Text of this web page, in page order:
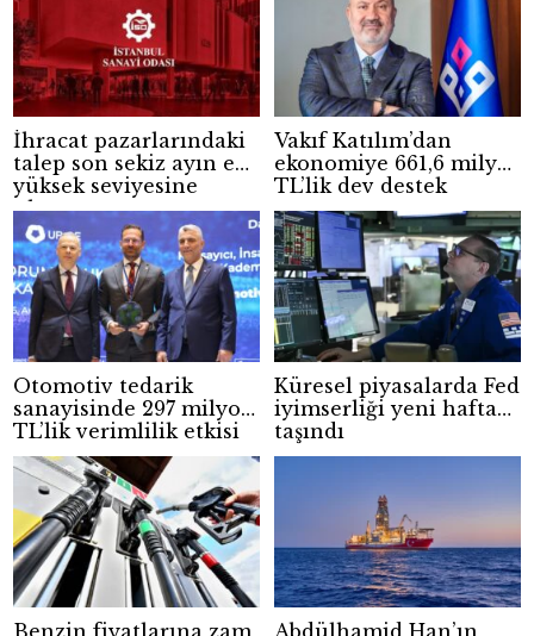
İhracat pazarlarındaki
talep son sekiz ayın en
yüksek seviyesine
ulaştı
Vakıf Katılım’dan
ekonomiye 661,6 milyar
TL’lik dev destek
Otomotiv tedarik
sanayisinde 297 milyon
TL’lik verimlilik etkisi
Küresel piyasalarda Fed
iyimserliği yeni haftaya
taşındı